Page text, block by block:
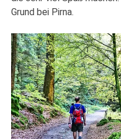
Grund bei Pirna.